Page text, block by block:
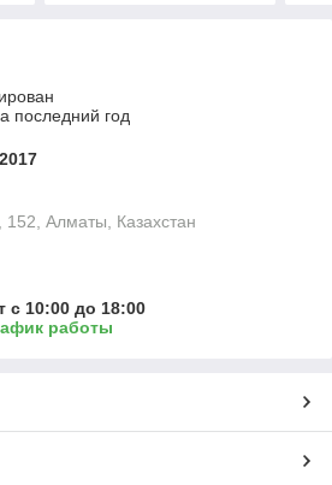
последний год
152, Алматы, Казахстан
с 10:00 до 18:00
работы